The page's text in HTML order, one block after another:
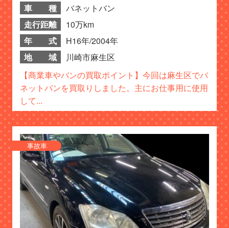
車 種
バネットバン
走行距離
10万km
年 式
H16年/2004年
地 域
川崎市麻生区
【商業車やバンの買取ポイント】今回は麻生区でバ
ネットバンを買取りしました。主にお仕事用に使用
して...
事故車